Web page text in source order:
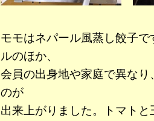
モモはネパール風蒸し餃子
ルのほか、
会員の出身地や家庭で異な
のが
出来上がりました。トマト